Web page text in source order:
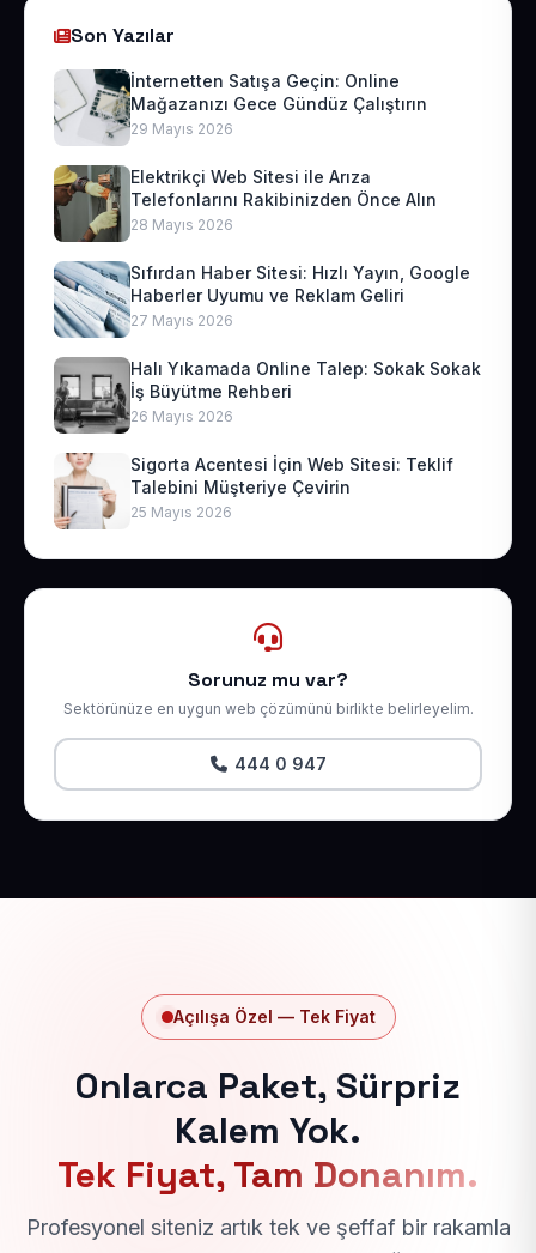
Son Yazılar
İnternetten Satışa Geçin: Online
Mağazanızı Gece Gündüz Çalıştırın
29 Mayıs 2026
Elektrikçi Web Sitesi ile Arıza
Telefonlarını Rakibinizden Önce Alın
28 Mayıs 2026
Sıfırdan Haber Sitesi: Hızlı Yayın, Google
Haberler Uyumu ve Reklam Geliri
27 Mayıs 2026
Halı Yıkamada Online Talep: Sokak Sokak
İş Büyütme Rehberi
26 Mayıs 2026
Sigorta Acentesi İçin Web Sitesi: Teklif
Talebini Müşteriye Çevirin
25 Mayıs 2026
Sorunuz mu var?
Sektörünüze en uygun web çözümünü birlikte belirleyelim.
444 0 947
Açılışa Özel — Tek Fiyat
Onlarca Paket, Sürpriz
Kalem Yok.
Tek Fiyat, Tam Donanım.
Profesyonel siteniz artık tek ve şeffaf bir rakamla